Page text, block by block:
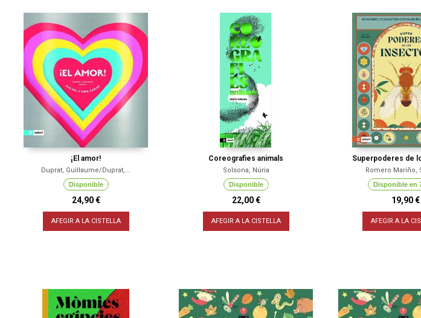
¡El amor!
Duprat, Guillaume/Duprat,...
Disponible
24,90 €
AFEGIR A LA CISTELLA
Coreografies animals
Solsona, Núria
Disponible
22,00 €
AFEGIR A LA CISTELLA
Superpoderes de
Romero Mariño,
Disponible en
19,90 €
AFEGIR A LA